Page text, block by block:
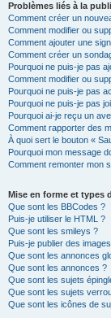
Problèmes liés à la
Comment créer un
Comment modifier ou
Comment ajouter une
Comment créer un
Pourquoi ne puis-je pas
Comment modifier ou
Pourquoi ne puis-je pas
Pourquoi ne puis-je pas
Pourquoi ai-je reçu un
Comment rapporter des
À quoi sert le bouton «
Pourquoi mon message
Comment remonter mon
Mise en forme et types
Que sont les BBCodes ?
Puis-je utiliser le HTML ?
Que sont les smileys ?
Puis-je publier des
Que sont les annonces
Que sont les annonces ?
Que sont les sujets
Que sont les sujets
Que sont les icônes de